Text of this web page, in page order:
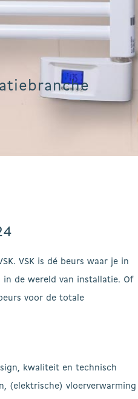
VSK is dé beurs waar je in
de wereld van installatie. Of
voor de totale
kwaliteit en technisch
(elektrische) vloerverwarming